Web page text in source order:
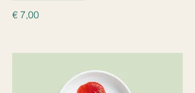
€ 7,00